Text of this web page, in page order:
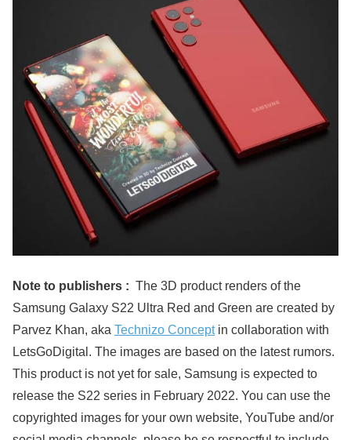
Note to publishers : The 3D product renders of the
Samsung Galaxy S22 Ultra Red and Green are created by
Parvez Khan, aka Technizo Conceptin collaboration with
LetsGoDigital. The images are based on the latest rumors.
This product is not yet for sale, Samsung is expected to
release the S22 series in February 2022. You can use the
copyrighted images for your own website, YouTube and/or